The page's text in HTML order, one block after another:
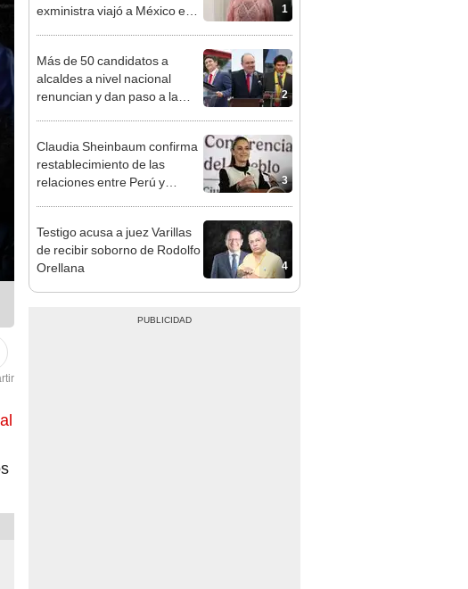
1
exministra viajó a México en
2
Más de 50 candidatos a
alcaldes a nivel nacional
renuncian y dan paso a la
3
Claudia Sheinbaum confirma
restablecimiento de las
relaciones entre Perú y
Chávez
4
Testigo acusa a juez Varillas
de recibir soborno de Rodolfo
Orellana